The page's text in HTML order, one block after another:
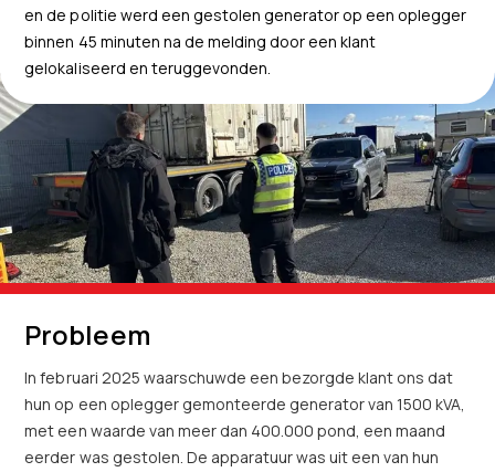
en de politie werd een gestolen generator op een oplegger
binnen 45 minuten na de melding door een klant
gelokaliseerd en teruggevonden.
Probleem
In februari 2025 waarschuwde een bezorgde klant ons dat
hun op een oplegger gemonteerde generator van 1500 kVA,
met een waarde van meer dan 400.000 pond, een maand
eerder was gestolen. De apparatuur was uit een van hun